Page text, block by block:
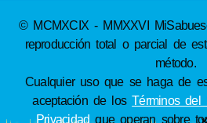
© MCMXCIX - MMXXVI
reproducción total o parcial de
método.
Cualquier uso que se haga de
aceptación de losTérminos del
Privacidad que operan sobre